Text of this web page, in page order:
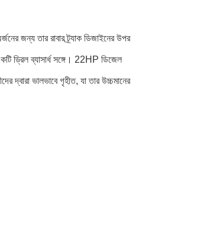
জন্য তার রাবার ট্র্যাক ডিজাইনের উপর
ড্রিল ব্যাসার্ধ সঙ্গে। 22HP ডিজেল
দ্বারা ভালভাবে গৃহীত, যা তার উচ্চমানের